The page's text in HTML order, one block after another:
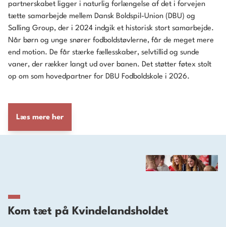
partnerskabet ligger i naturlig forlængelse af det i forvejen
tætte samarbejde mellem Dansk Boldspil-Union (DBU) og
Salling Group, der i 2024 indgik et historisk stort samarbejde.
Når børn og unge snører fodboldstøvlerne, får de meget mere
end motion. De får stærke fællesskaber, selvtillid og sunde
vaner, der rækker langt ud over banen. Det støtter føtex stolt
op om som hovedpartner for DBU Fodboldskole i 2026.
Læs mere her
Kom tæt på Kvindelandsholdet